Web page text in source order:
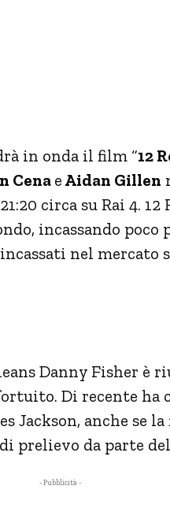
in onda il film “12
Cenae Aidan Gillen
circa su Rai 4.
incassando poco
nel mercato
Danny Fisher è
Di recente
anche se la
prelievo da parte
- Pubblicità -